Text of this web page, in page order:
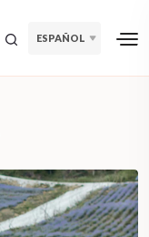
ESPAÑOL